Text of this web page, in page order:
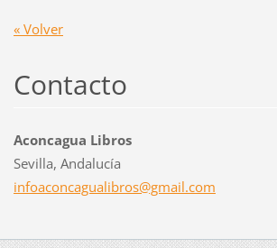
« Volver
Contacto
Aconcagua Libros
Sevilla, Andalucía
infoaconcagualibros@gmail.com